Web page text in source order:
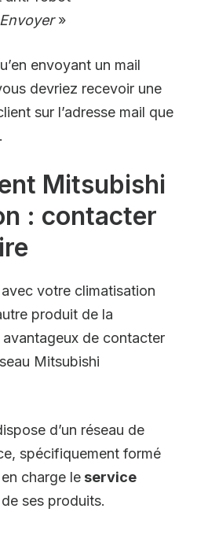
Envoyer»
envoyant un mail
devriez recevoir une
sur l’adresse mail que
Mitsubishi
: contacter
votre climatisation
produit de la
de contacter
Mitsubishi
d’un réseau de
spécifiquement formé
charge le service
ses produits.